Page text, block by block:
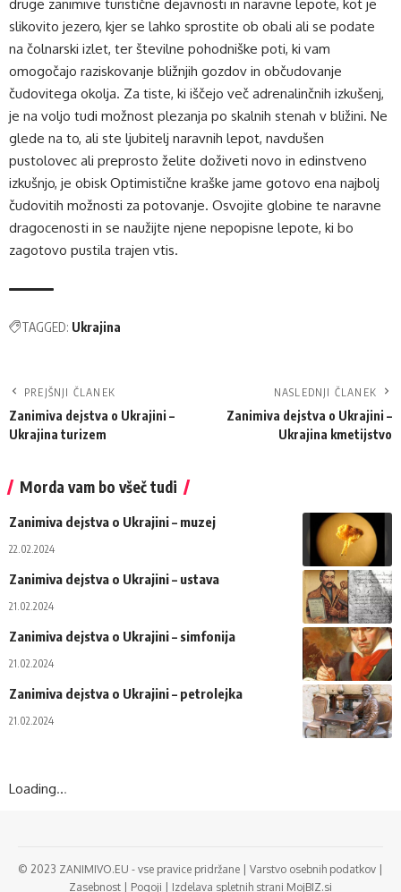
druge zanimive turistične dejavnosti in naravne lepote, kot je
slikovito jezero, kjer se lahko sprostite ob obali ali se podate
na čolnarski izlet, ter številne pohodniške poti, ki vam
omogočajo raziskovanje bližnjih gozdov in občudovanje
čudovitega okolja. Za tiste, ki iščejo več adrenalinčnih izkušenj,
je na voljo tudi možnost plezanja po skalnih stenah v bližini. Ne
glede na to, ali ste ljubitelj naravnih lepot, navdušen
pustolovec ali preprosto želite doživeti novo in edinstveno
izkušnjo, je obisk Optimistične kraške jame gotovo ena najbolj
čudovitih možnosti za potovanje. Osvojite globine te naravne
dragocenosti in se naužijte njene nepopisne lepote, ki bo
zagotovo pustila trajen vtis.
TAGGED: Ukrajina
PREJŠNJI ČLANEK
Zanimiva dejstva o Ukrajini –
Ukrajina turizem
NASLEDNJI ČLANEK
Zanimiva dejstva o Ukrajini –
Ukrajina kmetijstvo
Morda vam bo všeč tudi
Zanimiva dejstva o Ukrajini – muzej
22.02.2024
Zanimiva dejstva o Ukrajini – ustava
21.02.2024
Zanimiva dejstva o Ukrajini – simfonija
21.02.2024
Zanimiva dejstva o Ukrajini – petrolejka
21.02.2024
Loading...
© 2023 ZANIMIVO.EU - vse pravice pridržane | Varstvo osebnih podatkov |
Zasebnost | Pogoji | Izdelava spletnih strani MojBIZ.si